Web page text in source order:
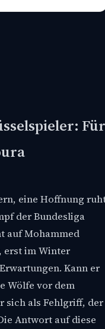
Für
eine Hoffnung
der Bundesliga
auf Mohammed
erst im Winter
Kann er
Wölfe vor dem
sich als Fehlgriff, der
Antwort auf diese